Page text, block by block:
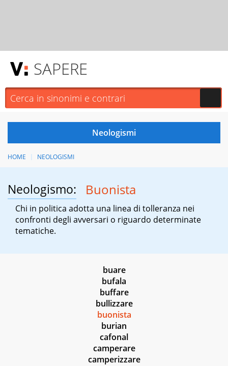
SAPERE
HOME NEOLOGISMI
Neologismo: Buonista
Chi in politica adotta una linea di tolleranza nei
confronti degli avversari o riguardo determinate
tematiche.
buare
bufala
buffare
bullizzare
buonista
burian
cafonal
camperare
camperizzare